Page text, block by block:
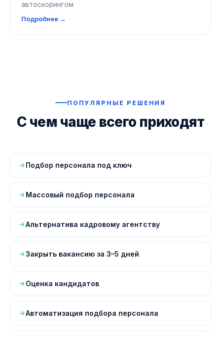
автоскорингом
Подробнее →
ПОПУЛЯРНЫЕ РЕШЕНИЯ
С чем чаще всего приходят
Подбор персонала под ключ
Массовый подбор персонала
Альтернатива кадровому агентству
Закрыть вакансию за 3–5 дней
Оценка кандидатов
Автоматизация подбора персонала